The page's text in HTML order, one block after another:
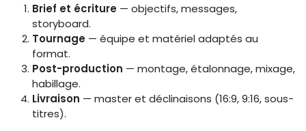
Brief et écriture — objectifs, messages,
storyboard.
Tournage — équipe et matériel adaptés au
format.
Post-production — montage, étalonnage, mixage,
habillage.
Livraison — master et déclinaisons (16:9, 9:16, sous-
titres).